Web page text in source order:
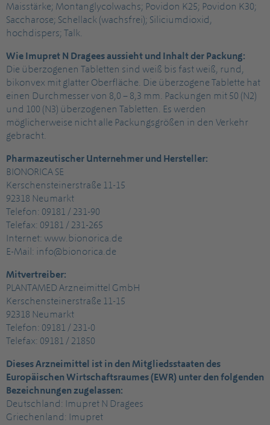
Maisstärke; Montanglycolwachs; Povidon K25; Povidon K30;
Saccharose; Schellack (wachsfrei); Siliciumdioxid,
hochdispers; Talk.
Wie Imupret N Dragees aussieht und Inhalt der Packung:
Die überzogenen Tabletten sind weiß bis fast weiß, rund,
bikonvex mit glatter Oberfläche. Die überzogene Tablette hat
einen Durchmesser von 8,0 – 8,3 mm. Packungen mit 50 (N2)
und 100 (N3) überzogenen Tabletten. Es werden
möglicherweise nicht alle Packungsgrößen in den Verkehr
gebracht.
Pharmazeutischer Unternehmer und Hersteller:
BIONORICA SE
Kerschensteinerstraße 11-15
92318 Neumarkt
Telefon: 09181 / 231-90
Telefax: 09181 / 231-265
Internet: www.bionorica.de
E-Mail: info@bionorica.de
Mitvertreiber:
PLANTAMED Arzneimittel GmbH
Kerschensteinerstraße 11-15
92318 Neumarkt
Telefon: 09181 / 231-0
Telefax: 09181 / 21850
Dieses Arzneimittel ist in den Mitgliedsstaaten des
Europäischen Wirtschaftsraumes (EWR) unter den folgenden
Bezeichnungen zugelassen:
Deutschland: Imupret N Dragees
Griechenland: Imupret